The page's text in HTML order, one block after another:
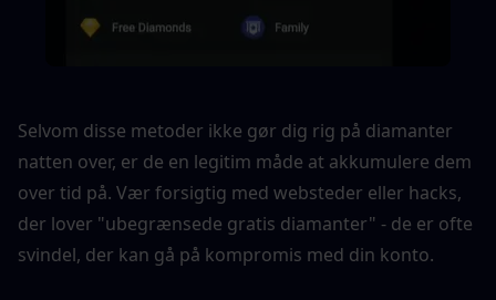
Selvom disse metoder ikke gør dig rig på diamanter
natten over, er de en legitim måde at akkumulere dem
over tid på. Vær forsigtig med websteder eller hacks,
der lover "ubegrænsede gratis diamanter" - de er ofte
svindel, der kan gå på kompromis med din konto.